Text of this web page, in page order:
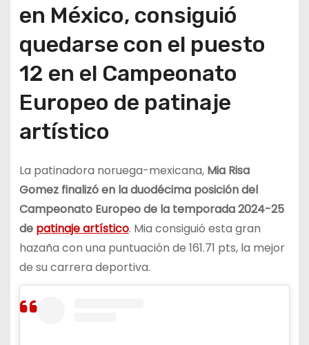
en México, consiguió
quedarse con el puesto
12 en el Campeonato
Europeo de patinaje
artístico
La patinadora noruega-mexicana, Mia Risa
Gomez finalizó en la duodécima posición del
Campeonato Europeo de la temporada 2024-25
de patinaje artístico. Mia consiguió esta gran
hazaña con una puntuación de 161.71 pts, la mejor
de su carrera deportiva.